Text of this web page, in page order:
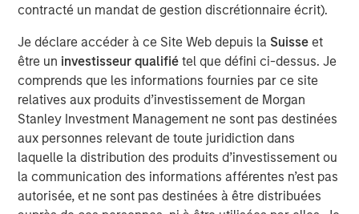
contracté un mandat de gestion discrétionnaire écrit).
Je déclare accéder à ce Site Web depuis la Suisse et
être un investisseur qualifiétel que défini ci-dessus. Je
comprends que les informations fournies par ce site
relatives aux produits d’investissement de Morgan
Stanley Investment Management ne sont pas destinées
aux personnes relevant de toute juridiction dans
laquelle la distribution des produits d’investissement ou
la communication des informations afférentes n’est pas
autorisée, et ne sont pas destinées à être distribuées
Adam Shaw, Managing Director and Head of Business
Jake and the RowCal team as they continue their mission
of building a leading HOA property management provider.
RowCal’s impressive growth trajectory coupled with a
client-focused culture are a testament to what the
management team has built since its founding. We look
forward to working together to advance RowCal’s vision
to serve its client base and pursue continued expansion
of the company through robust organic growth and M&A.”